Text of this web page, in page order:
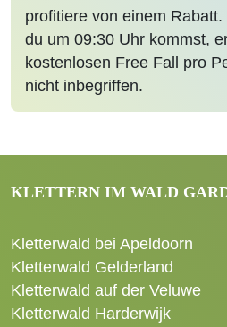
profitiere von einem Rabatt.
du um 09:30 Uhr kommst,
kostenlosen Free Fall pro
nicht inbegriffen.
KLETTERN IM WALD
Kletterwald bei Apeldoorn
Kletterwald Gelderland
Kletterwald auf der Veluwe
Kletterwald Harderwijk